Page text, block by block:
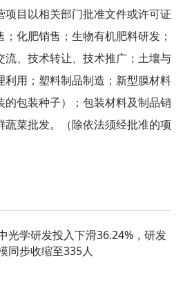
目以相关部门批准文件或许可证
化肥销售；生物有机肥料研发；
、技术转让、技术推广；土壤与
用；塑料制品制造；新型膜材料
包装种子）；包装材料及制品销
菜批发。（除依法须经批准的项
光学研发投入下滑36.24%，研发
同步收缩至335人